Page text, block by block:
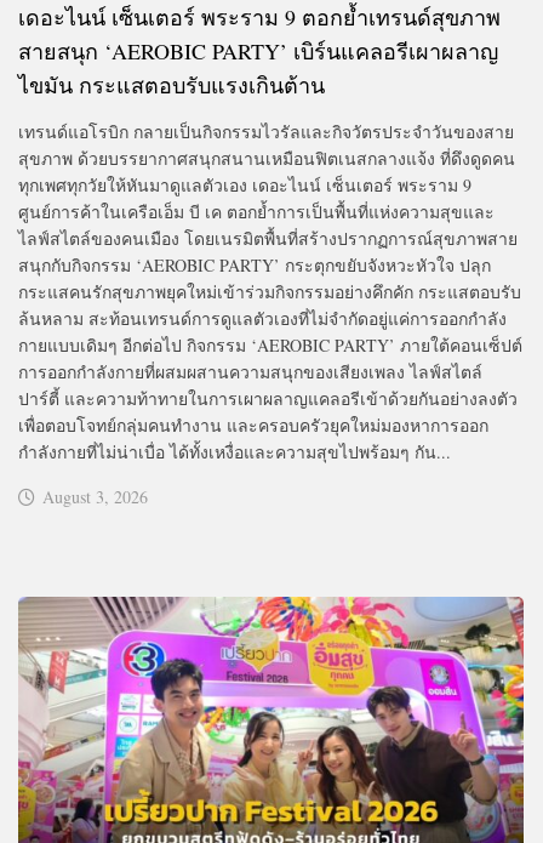
เดอะไนน์ เซ็นเตอร์ พระราม 9 ตอกย้ำเทรนด์สุขภาพ
สายสนุก ‘AEROBIC PARTY’ เบิร์นแคลอรีเผาผลาญ
ไขมัน กระแสตอบรับแรงเกินต้าน
เทรนด์แอโรบิก กลายเป็นกิจกรรมไวรัลและกิจวัตรประจำวันของสาย
สุขภาพ ด้วยบรรยากาศสนุกสนานเหมือนฟิตเนสกลางแจ้ง ที่ดึงดูดคน
ทุกเพศทุกวัยให้หันมาดูแลตัวเอง เดอะไนน์ เซ็นเตอร์ พระราม 9
ศูนย์การค้าในเครือเอ็ม บี เค ตอกย้ำการเป็นพื้นที่แห่งความสุขและ
ไลฟ์สไตล์ของคนเมือง โดยเนรมิตพื้นที่สร้างปรากฏการณ์สุขภาพสาย
สนุกกับกิจกรรม ‘AEROBIC PARTY’ กระตุกขยับจังหวะหัวใจ ปลุก
กระแสคนรักสุขภาพยุคใหม่เข้าร่วมกิจกรรมอย่างคึกคัก กระแสตอบรับ
ล้นหลาม สะท้อนเทรนด์การดูแลตัวเองที่ไม่จำกัดอยู่แค่การออกกำลัง
กายแบบเดิมๆ อีกต่อไป กิจกรรม ‘AEROBIC PARTY’ ภายใต้คอนเซ็ปต์
การออกกำลังกายที่ผสมผสานความสนุกของเสียงเพลง ไลฟ์สไตล์
ปาร์ตี้ และความท้าทายในการเผาผลาญแคลอรีเข้าด้วยกันอย่างลงตัว
เพื่อตอบโจทย์กลุ่มคนทำงาน และครอบครัวยุคใหม่มองหาการออก
กำลังกายที่ไม่น่าเบื่อ ได้ทั้งเหงื่อและความสุขไปพร้อมๆ กัน...
August 3, 2026